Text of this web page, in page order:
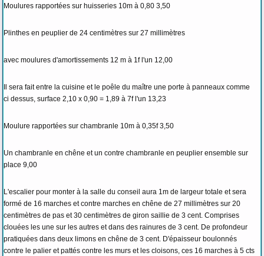
Moulures rapportées sur huisseries 10m à 0,80 3,50
Plinthes en peuplier de 24 centimètres sur 27 millimètres
avec moulures d'amortissements 12 m à 1f l'un 12,00
Il sera fait entre la cuisine et le poêle du maître une porte à panneaux comme
ci dessus, surface 2,10 x 0,90 = 1,89 à 7f l'un 13,23
Moulure rapportées sur chambranle 10m à 0,35f 3,50
Un chambranle en chêne et un contre chambranle en peuplier ensemble sur
place 9,00
L'escalier pour monter à la salle du conseil aura 1m de largeur totale et sera
formé de 16 marches et contre marches en chêne de 27 millimètres sur 20
centimètres de pas et 30 centimètres de giron saillie de 3 cent. Comprises
clouées les une sur les autres et dans des rainures de 3 cent. De profondeur
pratiquées dans deux limons en chêne de 3 cent. D'épaisseur boulonnés
contre le palier et pattés contre les murs et les cloisons, ces 16 marches à 5 cts